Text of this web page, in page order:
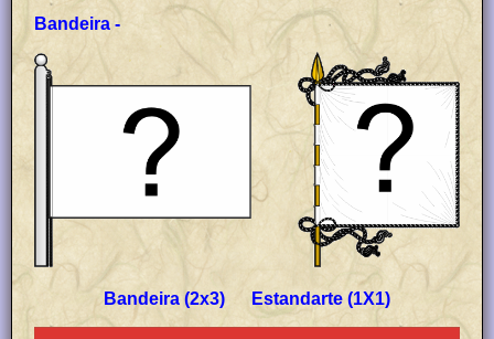
Bandeira -
Bandeira (2x3) Estandarte (1X1)